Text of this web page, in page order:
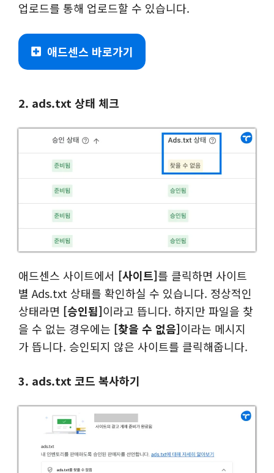
업로드를 통해 업로드할 수 있습니다.
애드센스 바로가기
2. ads.txt 상태 체크
애드센스 사이트에서 [사이트]를 클릭하면 사이트
별 Ads.txt 상태를 확인하실 수 있습니다. 정상적인
상태라면 [승인됨]이라고 뜹니다. 하지만 파일을 찾
을 수 없는 경우에는 [찾을 수 없음]이라는 메시지
가 뜹니다. 승인되지 않은 사이트를 클릭해줍니다.
3. ads.txt 코드 복사하기